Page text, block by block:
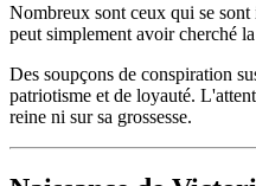
Nombreux sont ceux qui se
peut simplement avoir cherché
Des soupçons de conspiration
patriotisme et de loyauté.
reine ni sur sa grossesse.